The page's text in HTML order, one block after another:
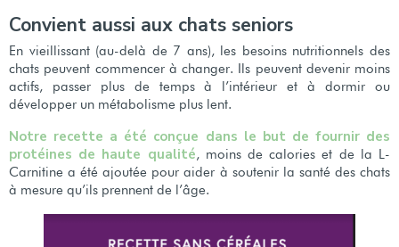
Convient aussi aux chats seniors
En vieillissant (au-delà de 7 ans), les besoins nutritionnels des
chats peuvent commencer à changer. Ils peuvent devenir moins
actifs, passer plus de temps à l’intérieur et à dormir ou
développer un métabolisme plus lent.
Notre recette a été conçue dans le but de fournir des
protéines de haute qualité, moins de calories et de la L-
Carnitine a été ajoutée pour aider à soutenir la santé des chats
à mesure qu’ils prennent de l’âge.